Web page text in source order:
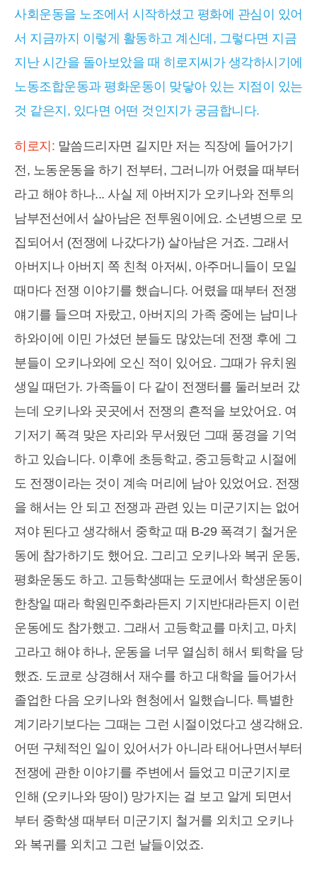
사회운동을 노조에서 시작하셨고 평화에 관심이 있어
서 지금까지 이렇게 활동하고 계신데, 그렇다면 지금
지난 시간을 돌아보았을 때 히로지씨가 생각하시기에
노동조합운동과 평화운동이 맞닿아 있는 지점이 있는
것 같은지, 있다면 어떤 것인지가 궁금합니다.
히로지: 말씀드리자면 길지만 저는 직장에 들어가기
전, 노동운동을 하기 전부터, 그러니까 어렸을 때부터
라고 해야 하나... 사실 제 아버지가 오키나와 전투의
남부전선에서 살아남은 전투원이에요. 소년병으로 모
집되어서 (전쟁에 나갔다가) 살아남은 거죠. 그래서
아버지나 아버지 쪽 친척 아저씨, 아주머니들이 모일
때마다 전쟁 이야기를 했습니다. 어렸을 때부터 전쟁
얘기를 들으며 자랐고, 아버지의 가족 중에는 남미나
하와이에 이민 가셨던 분들도 많았는데 전쟁 후에 그
분들이 오키나와에 오신 적이 있어요. 그때가 유치원
생일 때던가. 가족들이 다 같이 전쟁터를 둘러보러 갔
는데 오키나와 곳곳에서 전쟁의 흔적을 보았어요. 여
기저기 폭격 맞은 자리와 무서웠던 그때 풍경을 기억
하고 있습니다. 이후에 초등학교, 중고등학교 시절에
도 전쟁이라는 것이 계속 머리에 남아 있었어요. 전쟁
을 해서는 안 되고 전쟁과 관련 있는 미군기지는 없어
져야 된다고 생각해서 중학교 때 B-29 폭격기 철거운
동에 참가하기도 했어요. 그리고 오키나와 복귀 운동,
평화운동도 하고. 고등학생때는 도쿄에서 학생운동이
한창일 때라 학원민주화라든지 기지반대라든지 이런
운동에도 참가했고. 그래서 고등학교를 마치고, 마치
고라고 해야 하나, 운동을 너무 열심히 해서 퇴학을 당
했죠. 도쿄로 상경해서 재수를 하고 대학을 들어가서
졸업한 다음 오키나와 현청에서 일했습니다. 특별한
계기라기보다는 그때는 그런 시절이었다고 생각해요.
어떤 구체적인 일이 있어서가 아니라 태어나면서부터
전쟁에 관한 이야기를 주변에서 들었고 미군기지로
인해 (오키나와 땅이) 망가지는 걸 보고 알게 되면서
부터 중학생 때부터 미군기지 철거를 외치고 오키나
와 복귀를 외치고 그런 날들이었죠.